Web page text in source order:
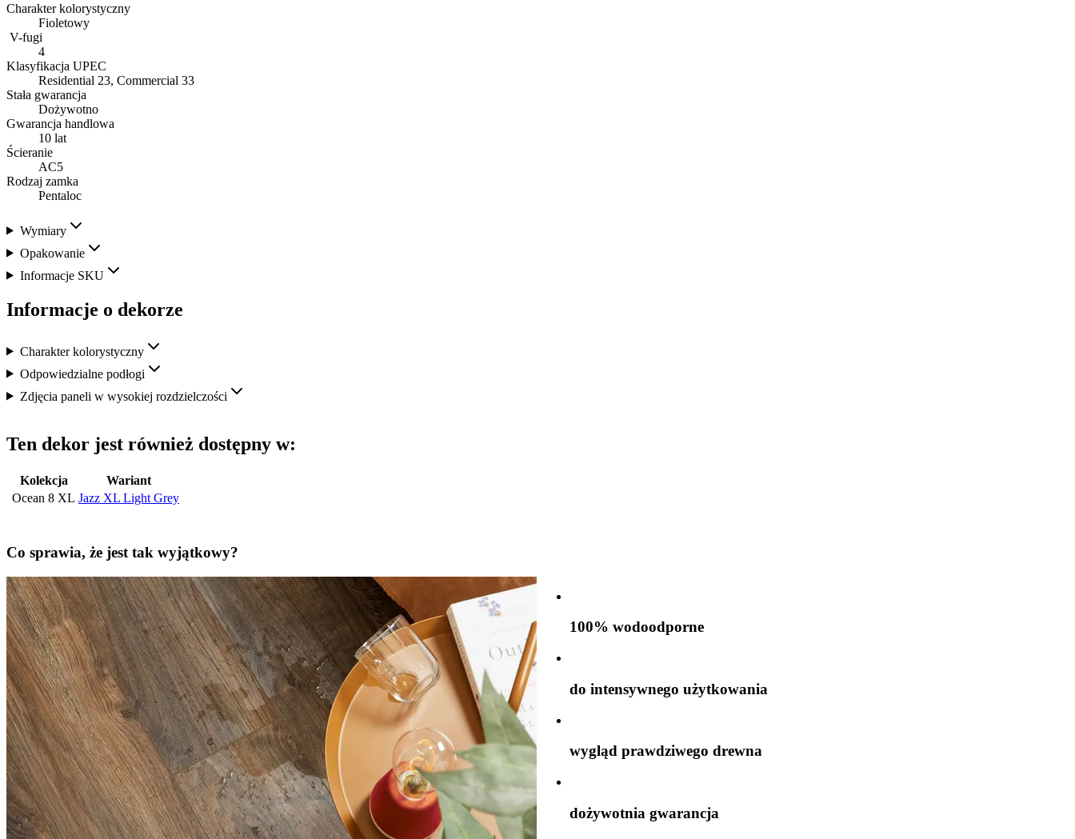
Charakter kolorystyczny
Fioletowy
V-fugi
4
Klasyfikacja UPEC
Residential 23, Commercial 33
Stała gwarancja
Dożywotno
Gwarancja handlowa
10 lat
Ścieranie
AC5
Rodzaj zamka
Pentaloc
Wymiary
Opakowanie
Informacje SKU
Informacje o dekorze
Charakter kolorystyczny
Odpowiedzialne podłogi
Zdjęcia paneli w wysokiej rozdzielczości
Ten dekor jest również dostępny w:
Kolekcja
Wariant
Ocean 8 XL Jazz XL Light Grey
Co sprawia, że jest tak wyjątkowy?
100% wodoodporne
do intensywnego użytkowania
wygląd prawdziwego drewna
dożywotnia gwarancja